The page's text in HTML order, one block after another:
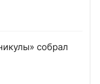
собрал